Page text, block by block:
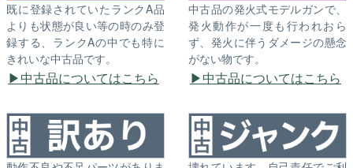
既に登録されていたランクA品
よりも状態が良い等の時のみ登
録する、ランクAの中でも特に
きれいな中古品です。
中古品についてはこちら
中古品の発火式モデルガンで、
発火動作が一度も行われおら
ず、発火に伴うダメージの懸念
がない物です。
中古品についてはこちら